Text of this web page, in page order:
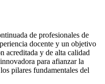
de profesionales de
docente y un objetivo
acreditada y de alta calidad
para afianzar la
pilares fundamentales del